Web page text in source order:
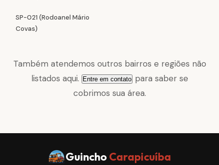
SP-021 (Rodoanel Mário
Covas)
Também atendemos outros bairros e regiões não
listados aqui.
Entre em contatopara saber se
cobrimos sua área.
Guincho Carapicuíba